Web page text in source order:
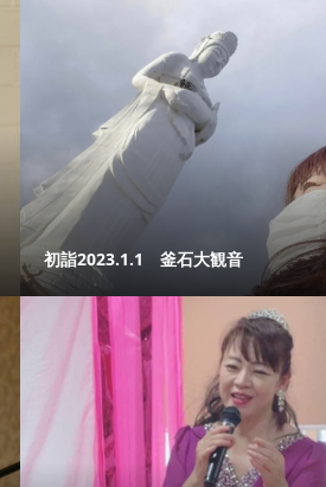
初詣2023.1.1 釜石大観音